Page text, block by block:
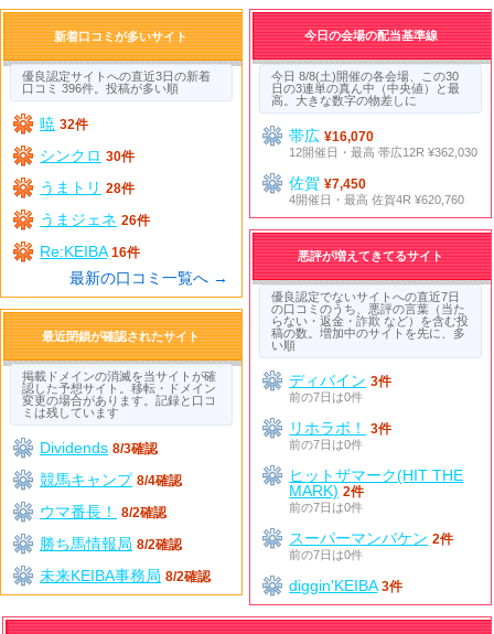
新着口コミが多いサイト
優良認定サイトへの直近3日の新着
口コミ 396件。投稿が多い順
暁 32件
シンクロ 30件
うまトリ 28件
うまジェネ 26件
Re:KEIBA 16件
最新の口コミ一覧へ →
今日の会場の配当基準線
今日 8/8(土)開催の各会場、この30
日の3連単の真ん中（中央値）と最
高。大きな数字の物差しに
帯広¥16,070
12開催日・最高 帯広12R ¥362,030
佐賀¥7,450
4開催日・最高 佐賀4R ¥620,760
悪評が増えてきてるサイト
優良認定でないサイトへの直近7日
の口コミのうち、悪評の言葉（当た
らない・返金・詐欺 など）を含む投
稿の数。増加中のサイトを先に、多
い順
ディバイン 3件
前の7日は0件
リホラボ！
3件
前の7日は0件
ヒットザマーク(HIT THE
MARK) 2件
前の7日は0件
スーパーマンバケン 2件
前の7日は0件
diggin'KEIBA 3件
最近閉鎖が確認されたサイト
掲載ドメインの消滅を当サイトが確
認した予想サイト。移転・ドメイン
変更の場合があります。記録と口コ
ミは残しています
Dividends 8/3確認
競馬キャンプ 8/4確認
ウマ番長！ 8/2確認
勝ち馬情報局 8/2確認
未来KEIBA事務局 8/2確認